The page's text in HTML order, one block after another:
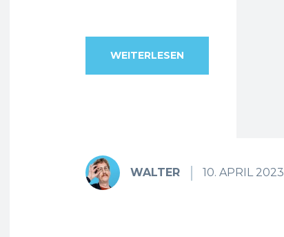
WEITERLESEN
WALTER 10. APRIL 2023